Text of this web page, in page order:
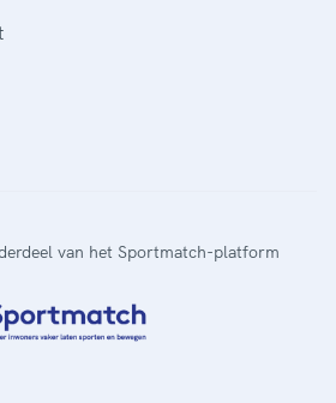
van het Sportmatch-platform